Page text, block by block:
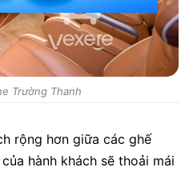
Trường Thanh
rộng hơn giữa các ghế
hành khách sẽ thoải mái